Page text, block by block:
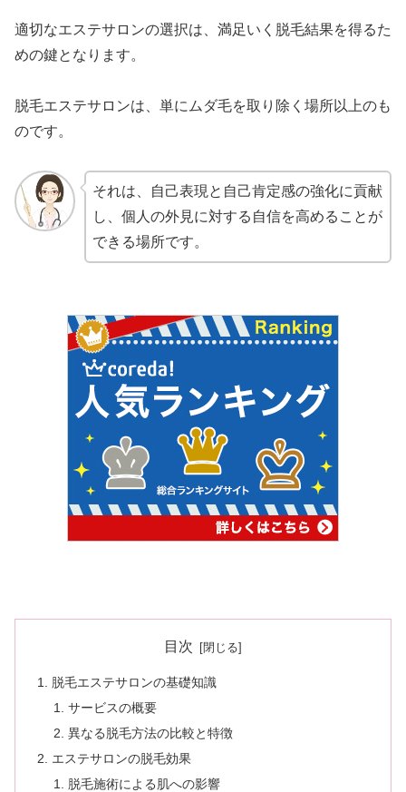
適切なエステサロンの選択は、満足いく脱毛結果を得るた
めの鍵となります。
脱毛エステサロンは、単にムダ毛を取り除く場所以上のも
のです。
それは、自己表現と自己肯定感の強化に貢献
し、個人の外見に対する自信を高めることが
できる場所です。
目次
脱毛エステサロンの基礎知識
サービスの概要
異なる脱毛方法の比較と特徴
エステサロンの脱毛効果
脱毛施術による肌への影響